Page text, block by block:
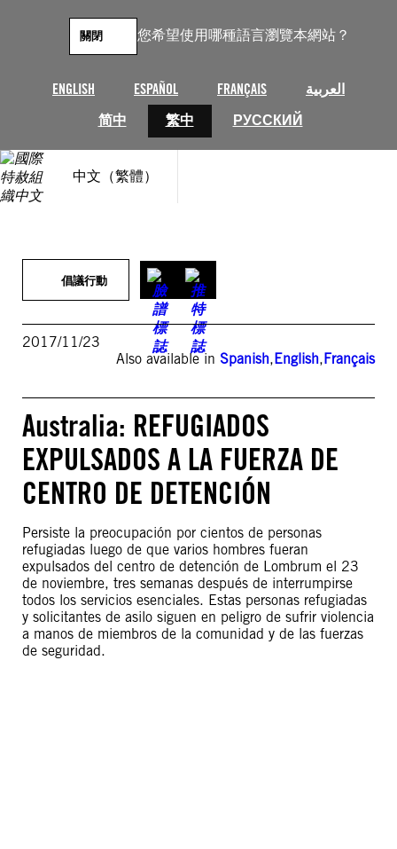
您希望使用哪種語言瀏覽本網站？
ENGLISH ESPAÑOL FRANÇAIS
العربية
简中
繁中 РУССКИЙ
關閉
中文（繁體）
倡議行動
2017/11/23
Also available in Spanish,English,Français
Australia: REFUGIADOS
EXPULSADOS A LA FUERZA DE
CENTRO DE DETENCIÓN
Persiste la preocupación por cientos de personas
refugiadas luego de que varios hombres fueran
expulsados del centro de detención de Lombrum el 23
de noviembre, tres semanas después de interrumpirse
todos los servicios esenciales. Estas personas refugiadas
y solicitantes de asilo siguen en peligro de sufrir violencia
a manos de miembros de la comunidad y de las fuerzas
de seguridad.